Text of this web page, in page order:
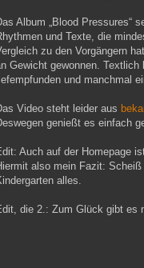
Album „Blood Pressures“
und Texte, die
zu den Vorgängern
Gewicht gewonnen. Textlich
und manchmal
Video steht leider aus
genießt es einfach
Auch auf der Homepage
also mein Fazit: Scheiß
alles.
die 2.: Zum Glück gibt es